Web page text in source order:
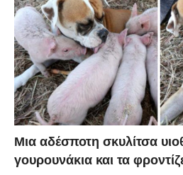
Μια αδέσποτη σκυλίτσα
γουρουνάκια και τα